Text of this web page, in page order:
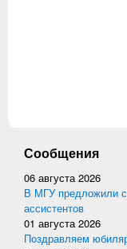
Сообщения
06 августа 2026
В МГУ предложили
ассистентов
01 августа 2026
Поздравляем